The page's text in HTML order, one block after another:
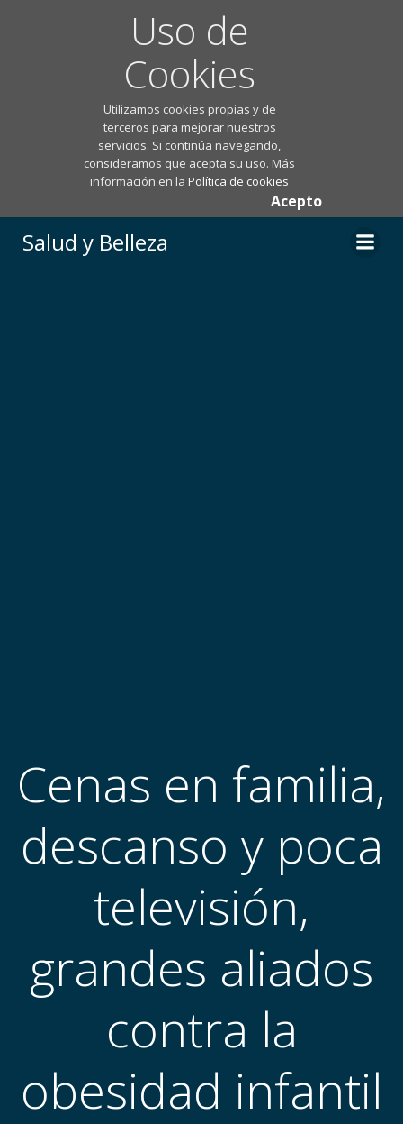
Uso de
Cookies
Utilizamos cookies propias y de
terceros para mejorar nuestros
servicios. Si continúa navegando,
consideramos que acepta su uso. Más
información en laPolítica de cookies
Acepto
Salud y Belleza
Cenas en familia,
descanso y poca
televisión,
grandes aliados
contra la
obesidad infantil